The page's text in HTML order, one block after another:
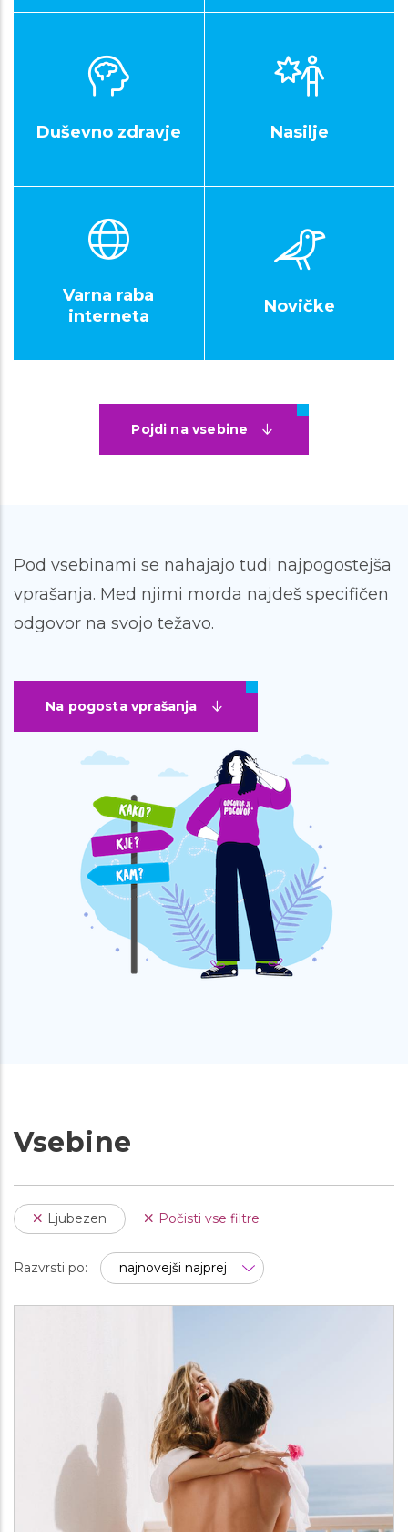
Duševno zdravje Nasilje
Varna raba
interneta
Novičke
Pojdi na vsebine
Pod vsebinami se nahajajo tudi najpogostejša
vprašanja. Med njimi morda najdeš specifičen
odgovor na svojo težavo.
Na pogosta vprašanja
Vsebine
Ljubezen Počisti vse filtre
Razvrsti po: